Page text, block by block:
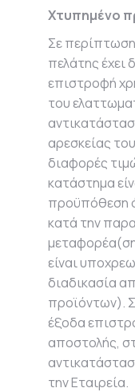
Χτυπημένο
Σε
πελάτης
επιστροφή
του
αρεσκείας
διαφορές
κατάστημα
προϋπόθεση
κατά την
είναι
διαδικασία
προϊόντων).
έξοδα
αποστολής,
την Εταιρεία.